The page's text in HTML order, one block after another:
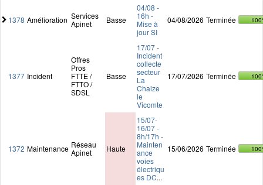
1378 Amélioration Services
Apinet
Basse
04/08 -
16h -
Mise à
jour SI
04/08/2026 Terminée
1377 Incident
Offres
Pros
FTTE /
FTTO /
SDSL
Basse
17/07 -
Incident
collecte
secteur
La
Chaize
le
Vicomte
17/07/2026 Terminée
1372 Maintenance Réseau
Apinet
Haute
15/07-
16/07 -
8h/17h -
Mainten
ance
voies
électriqu
es DC...
15/06/2026 Terminée